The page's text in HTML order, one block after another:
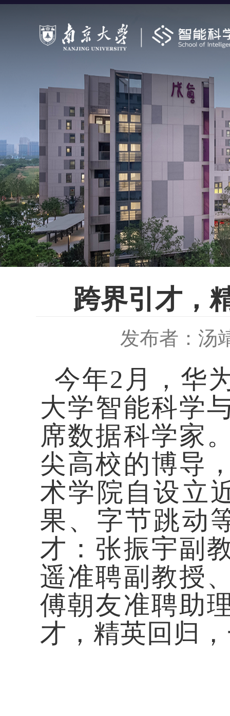
跨界引才，
发布者：汤
今年2月，华
大学智能科学
席数据科学家
尖高校的博导
术学院 自设立
果、字节跳动
才 ： 张振宇副
遥准聘副教授
傅朝友准聘助
才，精英回归，